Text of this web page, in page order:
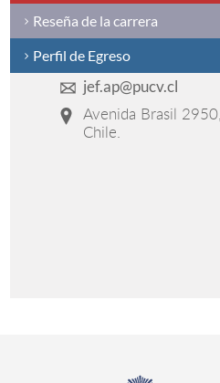
Reseña de la carrera
Perfil de Egreso
jef.ap@pucv.cl
Avenida Brasil
Chile.